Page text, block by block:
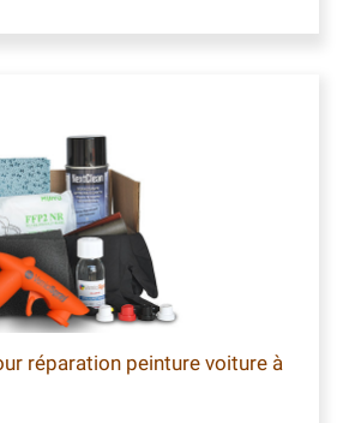
réparation peinture voiture à